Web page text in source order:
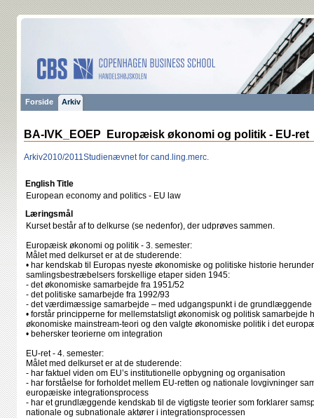
Forside Arkiv
BA-IVK_EOEP Europæisk økonomi og politik - EU-ret
Arkiv2010/2011Studienævnet for cand.ling.merc.
English Title
European economy and politics - EU law
Læringsmål
Kurset består af to delkurse (se nedenfor), der udprøves sammen.
Europæisk økonomi og politik - 3. semester:
Målet med delkurset er at de studerende:
• har kendskab til Europas nyeste økonomiske og politiske historie
samlingsbestræbelsers forskellige etaper siden 1945:
- det økonomiske samarbejde fra 1951/52
- det politiske samarbejde fra 1992/93
- det værdimæssige samarbejde – med udgangspunkt i de grundlæggende
• forstår principperne for mellemstatsligt økonomisk og politisk samarbejde
økonomiske mainstream-teori og den valgte økonomiske politik i det
• behersker teorierne om integration
EU-ret - 4. semester:
Målet med delkurset er at de studerende:
- har faktuel viden om EU’s institutionelle opbygning og organisation
- har forståelse for forholdet mellem EU-retten og nationale lovgivninger
europæiske integrationsprocess
- har et grundlæggende kendskab til de vigtigste teorier som forklarer
nationale og subnationale aktører i integrationsprocessen